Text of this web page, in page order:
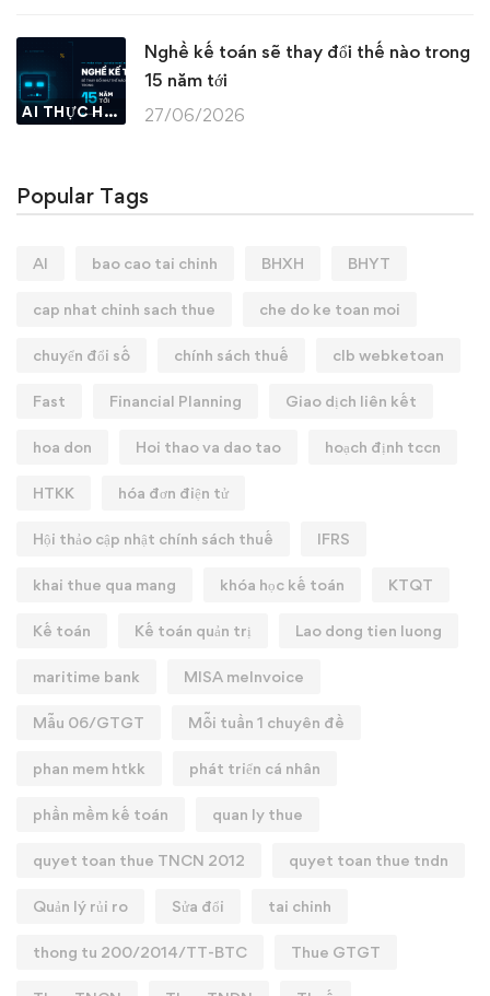
AI THỰC HÀNH
Nghề kế toán sẽ thay đổi thế nào trong
15 năm tới
27/06/2026
Popular Tags
AI bao cao tai chinh BHXH BHYT
cap nhat chinh sach thue che do ke toan moi
chuyển đổi số chính sách thuế clb webketoan
Fast Financial Planning Giao dịch liên kết
hoa don Hoi thao va dao tao hoạch định tccn
HTKK hóa đơn điện tử
Hội thảo cập nhật chính sách thuế IFRS
khai thue qua mang khóa học kế toán KTQT
Kế toán Kế toán quản trị Lao dong tien luong
maritime bank MISA meInvoice
Mẫu 06/GTGT Mỗi tuần 1 chuyên đề
phan mem htkk phát triển cá nhân
phần mềm kế toán quan ly thue
quyet toan thue TNCN 2012 quyet toan thue tndn
Quản lý rủi ro Sửa đổi tai chinh
thong tu 200/2014/TT-BTC Thue GTGT